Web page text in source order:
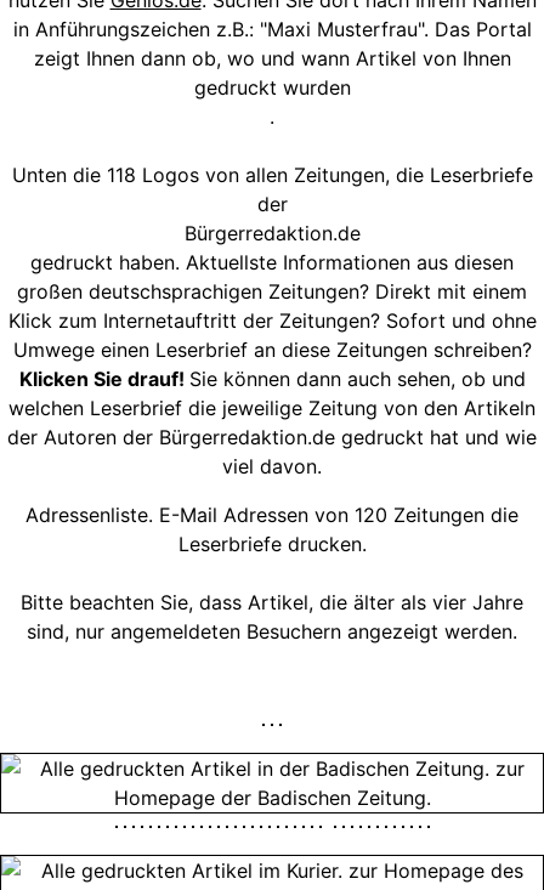
in Anführungszeichen z.B.: "Maxi Musterfrau". Das Portal
zeigt Ihnen dann ob, wo und wann Artikel von Ihnen
gedruckt wurden
.
Unten die 118 Logos von allen Zeitungen, die Leserbriefe
der
Bürgerredaktion.de
gedruckt haben. Aktuellste Informationen aus diesen
großen deutschsprachigen Zeitungen? Direkt mit einem
Klick zum Internetauftritt der Zeitungen? Sofort und ohne
Umwege einen Leserbrief an diese Zeitungen schreiben?
Klicken Sie drauf! Sie können dann auch sehen, ob und
welchen Leserbrief die jeweilige Zeitung von den Artikeln
der Autoren der Bürgerredaktion.de gedruckt hat und wie
viel davon.
Adressenliste. E-Mail Adressen von 120 Zeitungen die
Leserbriefe drucken.
Bitte beachten Sie, dass Artikel, die älter als vier Jahre
sind, nur angemeldeten Besuchern angezeigt werden.